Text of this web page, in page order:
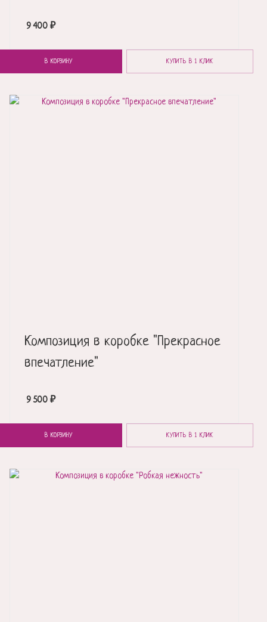
9 400 ₽
В КОРЗИНУ КУПИТЬ В 1 КЛИК
Композиция в коробке "Прекрасное
впечатление"
9 500 ₽
В КОРЗИНУ КУПИТЬ В 1 КЛИК